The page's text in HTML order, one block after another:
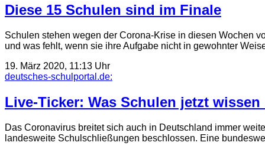
Diese 15 Schulen sind im Finale
Schulen stehen wegen der Corona-Krise in diesen Wochen
und was fehlt, wenn sie ihre Aufgabe nicht in gewohnter
19. März 2020, 11:13 Uhr
deutsches-schulportal.de:
Live-Ticker: Was Schulen jetzt wissen
Das Coronavirus breitet sich auch in Deutschland immer
landesweite Schulschließungen beschlossen. Eine